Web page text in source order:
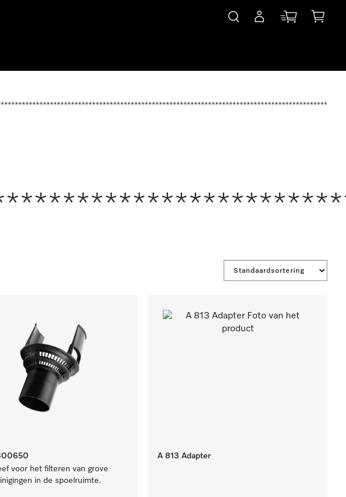
voor het filteren van grove
in de spoelruimte.
A 813 Adapter